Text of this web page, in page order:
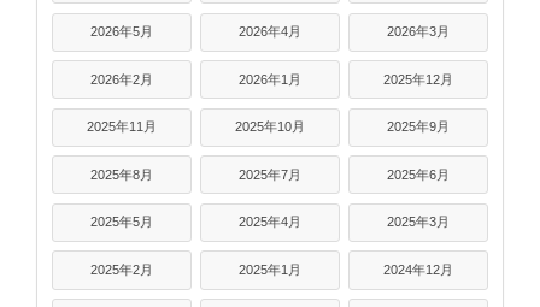
2026年5月 2026年4月 2026年3月
2026年2月 2026年1月 2025年12月
2025年11月 2025年10月 2025年9月
2025年8月 2025年7月 2025年6月
2025年5月 2025年4月 2025年3月
2025年2月 2025年1月 2024年12月